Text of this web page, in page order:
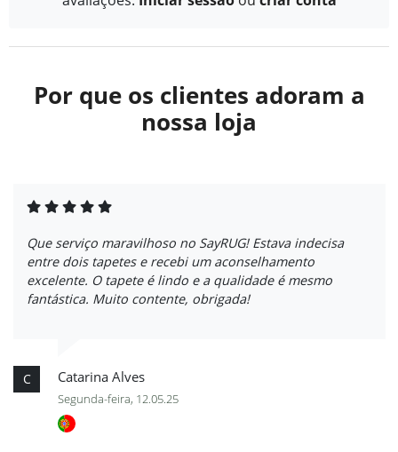
Por que os clientes adoram a
nossa loja
Que serviço maravilhoso no SayRUG! Estava indecisa
entre dois tapetes e recebi um aconselhamento
excelente. O tapete é lindo e a qualidade é mesmo
fantástica. Muito contente, obrigada!
C Catarina Alves
Segunda-feira, 12.05.25